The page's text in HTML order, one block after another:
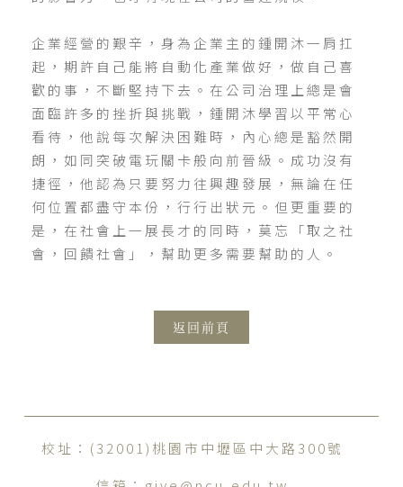
企業經營的艱辛，身為企業主的鍾開沐一肩扛
起，期許自己能將自動化產業做好，做自己喜
歡的事，不斷堅持下去。在公司治理上總是會
面臨許多的挫折與挑戰，鍾開沐學習以平常心
看待，他說每次解決困難時，內心總是豁然開
朗，如同突破電玩關卡般向前晉級。成功沒有
捷徑，他認為只要努力往興趣發展，無論在任
何位置都盡守本份，行行出狀元。但更重要的
是，在社會上一展長才的同時，莫忘「取之社
會，回饋社會」，幫助更多需要幫助的人。
返回前頁
校址：(32001)桃園市中壢區中大路300號